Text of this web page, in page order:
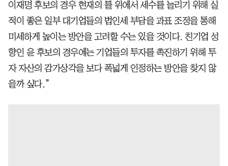
이재명 후보의 경우 현재의 틀 위에서 세수를 늘리기 위해 실
적이 좋은 일부 대기업들의 법인세 부담을 과표 조정을 통해
미세하게 높이는 방안을 고려할 수는 있을 것이다. 친기업 성
향인 윤 후보의 경우에는 기업들의 투자를 촉진하기 위해 투
자 자산의 감가상각을 보다 폭넓게 인정하는 방안을 찾지 않
을까 싶다.”